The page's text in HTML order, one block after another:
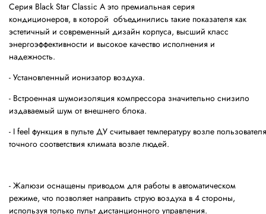
Серия Black Star Classic A это премиальная серия
кондиционеров, в которой объединились такие показателя как
эстетичный и современный дизайн корпуса, высший класс
энергоэффективности и высокое качество исполнения и
надежность.
- Установленный ионизатор воздуха.
- Встроенная шумоизоляция компрессора значительно снизило
издаваемый шум от внешнего блока.
- I feel функция в пульте ДУ считывает температуру возле
точного соответствия климата возле людей.
- Жалюзи оснащены приводом для работы в автоматическом
режиме, что позволяет направить струю воздуха в 4 стороны,
используя только пульт дистанционного управления.